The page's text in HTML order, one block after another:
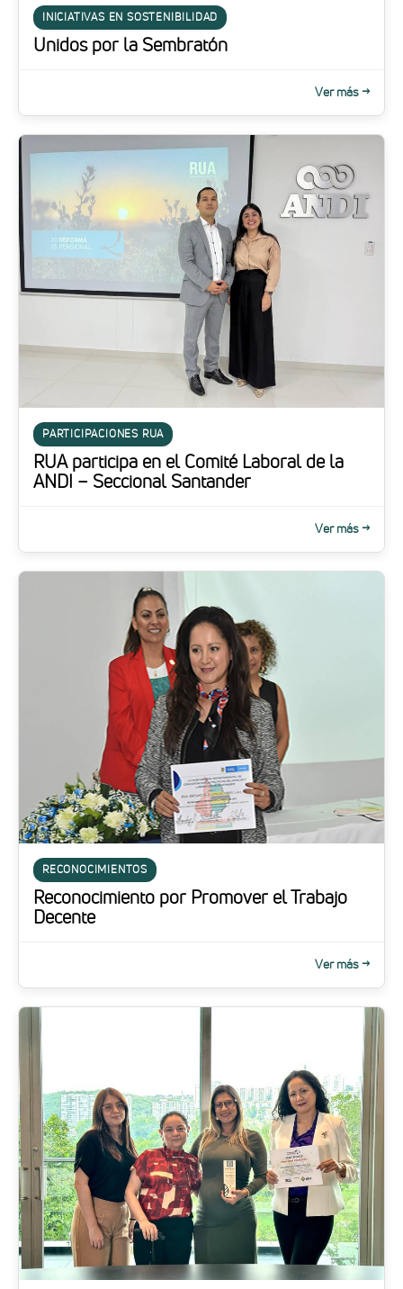
INICIATIVAS EN SOSTENIBILIDAD
Unidos por la Sembratón
Ver más →
PARTICIPACIONES RUA
RUA participa en el Comité Laboral de la
ANDI – Seccional Santander
Ver más →
RECONOCIMIENTOS
Reconocimiento por Promover el Trabajo
Decente
Ver más →